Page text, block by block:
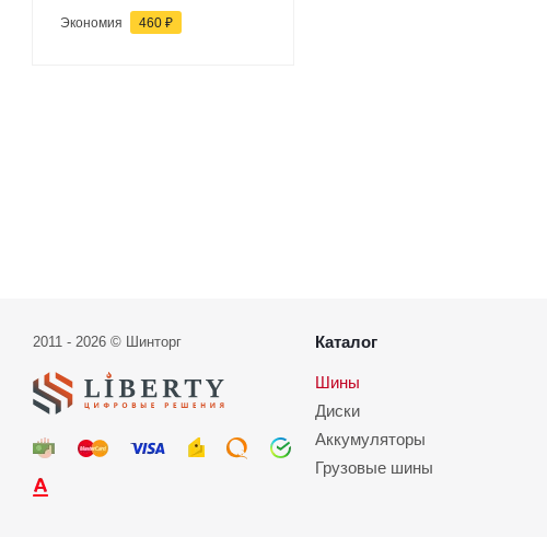
Экономия 460 ₽
2011 - 2026 © Шинторг Каталог
Шины
Диски
Аккумуляторы
Грузовые шины